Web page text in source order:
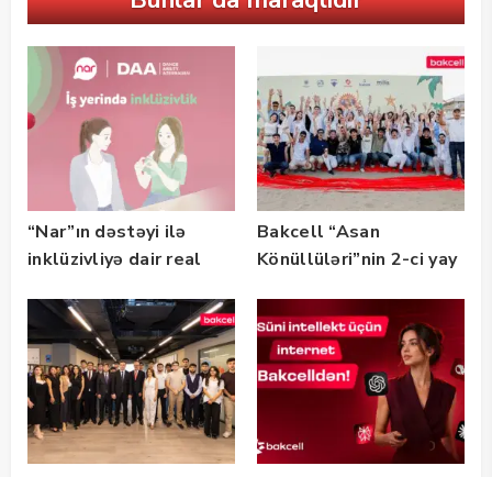
“Nar”ın dəstəyi ilə
inklüzivliyə dair real
təqdim edilir
Bakcell “Asan
Könüllüləri”nin 2-ci yay
olub — FOTO